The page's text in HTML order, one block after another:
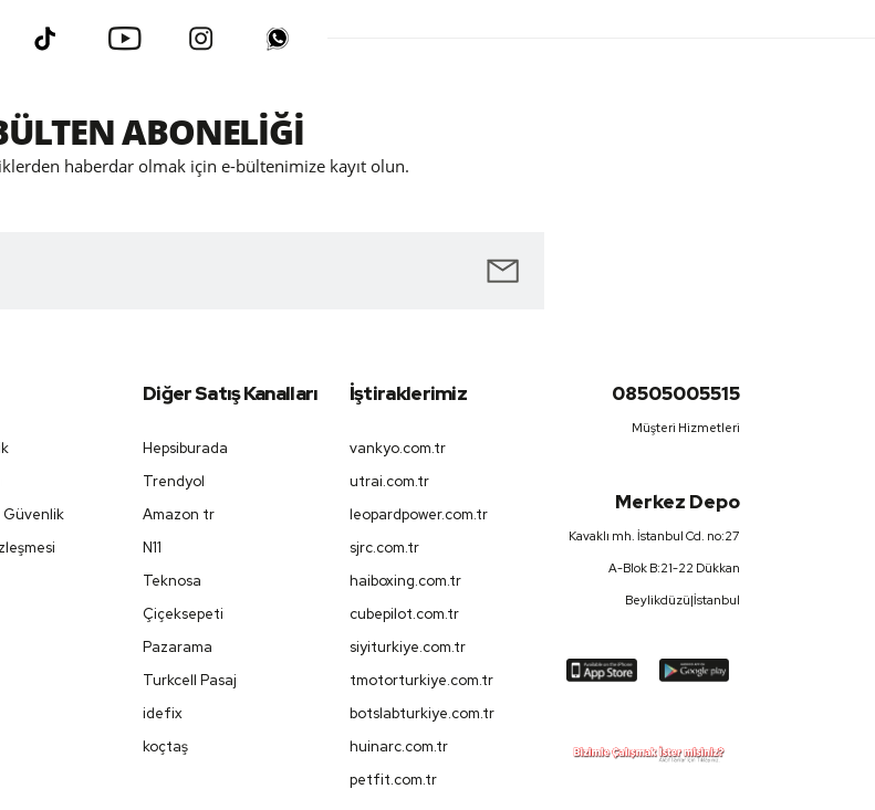
ABONELİĞİ
haberdar olmak için e-bültenimize kayıt olun.
Güvenlik
Diğer Satış Kanalları
Hepsiburada
Trendyol
Amazon tr
N11
Teknosa
Çiçeksepeti
Pazarama
Turkcell Pasaj
idefix
koçtaş
İştiraklerimiz
vankyo.com.tr
utrai.com.tr
leopardpower.com.tr
sjrc.com.tr
haiboxing.com.tr
cubepilot.com.tr
siyiturkiye.com.tr
tmotorturkiye.com.tr
botslabturkiye.com.tr
huinarc.com.tr
petfit.com.tr
08505005515
Müşteri Hizmetleri
Merkez Depo
Kavaklı mh. İstanbul Cd. no:27
A-Blok B:21-22 Dükkan
Beylikdüzü|İstanbul